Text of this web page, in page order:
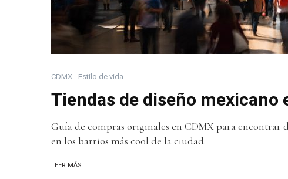
CDMX Estilo de vida
Tiendas de diseño mexicano
Guía de compras originales en CDMX para encontrar
en los barrios más cool de la ciudad.
LEER MÁS